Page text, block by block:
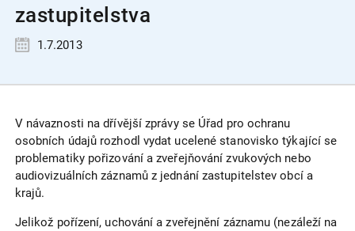
zastupitelstva
1.7.2013
V návaznosti na dřívější zprávy se Úřad pro ochranu
osobních údajů rozhodl vydat ucelené stanovisko týkající se
problematiky pořizování a zveřejňování zvukových nebo
audiovizuálních záznamů z jednání zastupitelstev obcí a
krajů.
Jelikož pořízení, uchování a zveřejnění záznamu (nezáleží na